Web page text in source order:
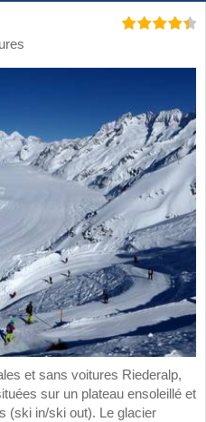
et sans voitures Riederalp,
sur un plateau ensoleillé et
(ski in/ski out). Le glacier